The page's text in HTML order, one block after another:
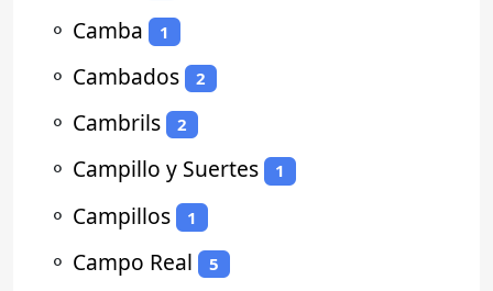
⚬ Camba 1
⚬ Cambados 2
⚬ Cambrils 2
⚬ Campillo y Suertes 1
⚬ Campillos 1
⚬ Campo Real 5